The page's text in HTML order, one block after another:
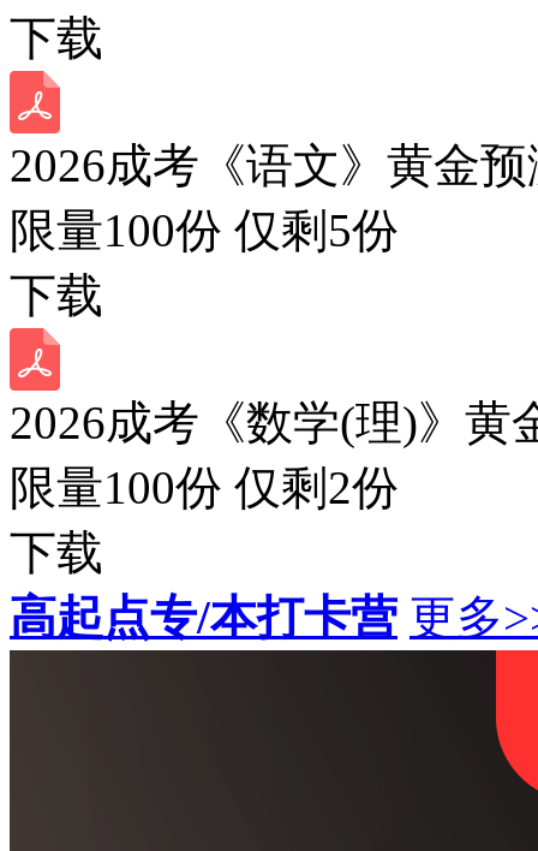
下载
2026成考《语文》黄金
限量100份 仅剩 5份
下载
2026成考《数学(理)》黄
限量100份 仅剩 2份
下载
高起点专/本打卡营 更多